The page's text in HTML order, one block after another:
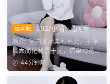
运动鞋
882/小清~【闲室倩
影】素室柔光映穿搭，多样姿
态演绎清爽休闲格调。
简介: 室内采用柔和平光，干净
墙面简化背景干扰，借桌椅花艺
丰富画面层次。兼顾全...
44分钟前